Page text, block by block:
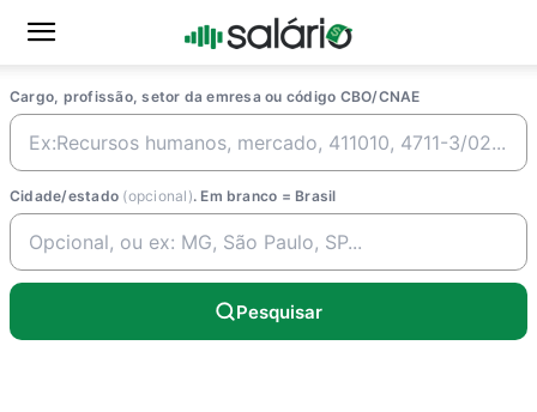
Cargo, profissão, setor da emresa ou código CBO/CNAE
Cidade/estado (opcional). Em branco = Brasil
Pesquisar